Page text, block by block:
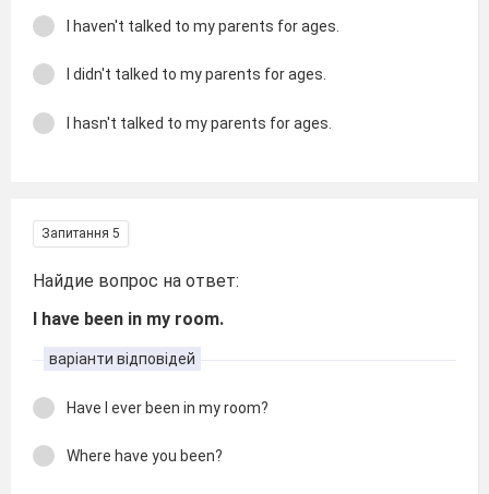
I haven't talked to my parents for ages.
I didn't talked to my parents for ages.
I hasn't talked to my parents for ages.
Запитання 5
Найдие вопрос на ответ:
I have been in my room.
варіанти відповідей
Have I ever been in my room?
Where have you been?